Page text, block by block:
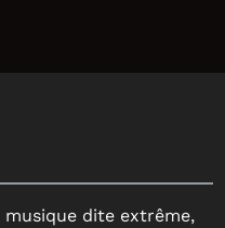
musique dite extrême,